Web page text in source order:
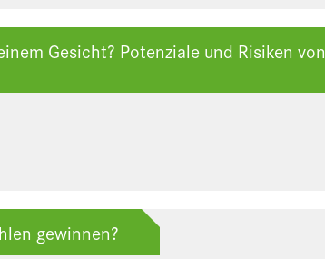
Gesicht? Potenziale und Risiken von
gewinnen?